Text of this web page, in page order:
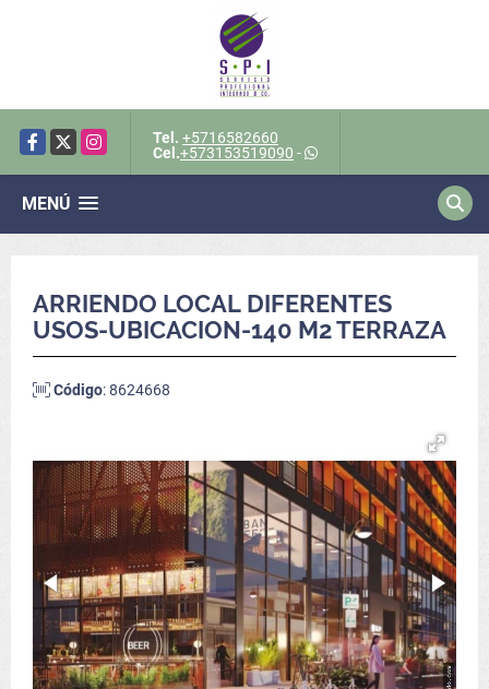
Facebook
X Instagram Tel. +5716582660
Cel.+573153519090 -
MENÚ
ARRIENDO LOCAL DIFERENTES
USOS-UBICACION-140 M2 TERRAZA
Código: 8624668